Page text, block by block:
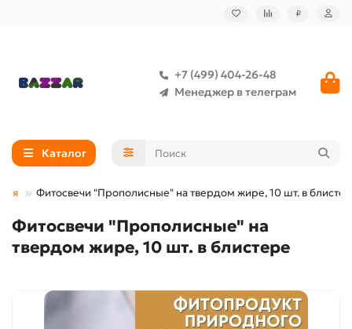
₽
+7 (499) 404-26-48
Менеджер в телеграм
Каталог
Фитосвечи "Прополисные" на твердом жире, 10 шт. в
Фитосвечи "Прополисные" на
твердом жире, 10 шт. в блистере